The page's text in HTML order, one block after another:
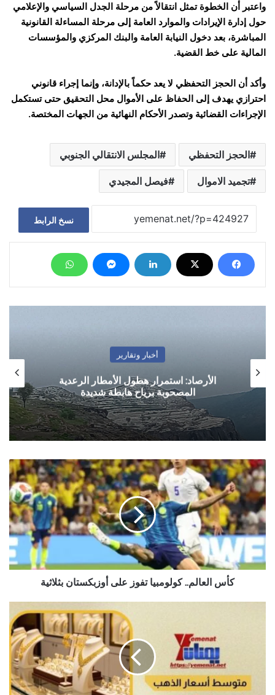
واعتبر أن الخطوة تمثل انتقالاً من مرحلة الجدل السياسي والإعلامي
حول إدارة الإيرادات والموارد العامة إلى مرحلة المساءلة القانونية
المباشرة، بعد دخول النيابة العامة والبنك المركزي والمؤسسات
المالية على خط القضية.
وأكد أن الحجز التحفظي لا يعد حكماً بالإدانة، وإنما إجراء قانوني
احترازي يهدف إلى الحفاظ على الأموال محل التحقيق حتى تستكمل
الإجراءات القضائية وتصدر الأحكام النهائية من الجهات المختصة.
الحجز التحفظي المجلس الانتقالي الجنوبي
تجميد الاموال فيصل المجيدي
نسخ الرابط
أخبار وتقارير
الأرصاد: استمرار هطول الأمطار الرعدية
المصحوبة برياح هابطة شديدة
كأس
العالم..
كولومبيا
تفوز
على
أوزبكستان
بثلاثية
كأس العالم.. كولومبيا تفوز على أوزبكستان بثلاثية
وعدن
الخميس